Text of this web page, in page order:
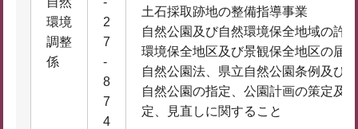
環境
調整
係
2
7
-
8
7
4
土石採取跡地の整備指導事業
自然公園及び自然環境保全地域の許
環境保全地区及び景観保全地区の届
自然公園法、県立自然公園条例及び
自然公園の指定、公園計画の策定及
定、見直しに関すること